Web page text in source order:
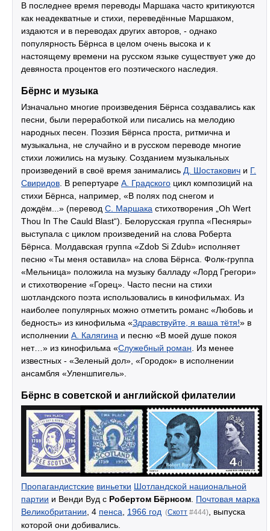
В последнее время переводы Маршака часто критикуются
как неадекватные и стихи, переведённые Маршаком,
издаются и в переводах других авторов, - однако
популярность Бёрнса в целом очень высока и к
настоящему времени на русском языке существует уже до
девяноста процентов его поэтического наследия.
Бёрнс и музыка
Изначально многие произведения Бёрнса создавались как
песни, были переработкой или писались на мелодию
народных песен. Поэзия Бёрнса проста, ритмична и
музыкальна, не случайно и в русском переводе многие
стихи ложились на музыку. Созданием музыкальных
произведений в своё время занимались Д. Шостакович и Г.
Свиридов. В репертуаре А. Градского цикл композиций на
стихи Бёрнса, например, «В полях под снегом и
дождём...» (перевод С. Маршака стихотворения „Oh Wert
Thou In The Cauld Blast“). Белорусская группа «Песняры»
выступала с циклом произведений на слова Роберта
Бёрнса. Молдавская группа «Zdob Si Zdub» исполняет
песню «Ты меня оставила» на слова Бёрнса. Фолк-группа
«Мельница» положила на музыку балладу «Лорд Грегори»
и стихотворение «Горец». Часто песни на стихи
шотландского поэта использовались в кинофильмах. Из
наиболее популярных можно отметить романс «Любовь и
бедность» из кинофильма «Здравствуйте, я ваша тётя!» в
исполнении А. Калягина и песню «В моей душе покоя
нет…» из кинофильма «Служебный роман. Из менее
известных - «Зеленый дол», «Городок» в исполнении
ансамбля «Уленшпигель».
Бёрнс в советской и английской филателии
Пропагандистские виньетки Шотландской национальной
партии и Венди Вуд с Робертом Бёрнсом. Почтовая марка
Великобритании, 4 пенса, 1966 год (Скотт #444), выпуска
которой они добивались.